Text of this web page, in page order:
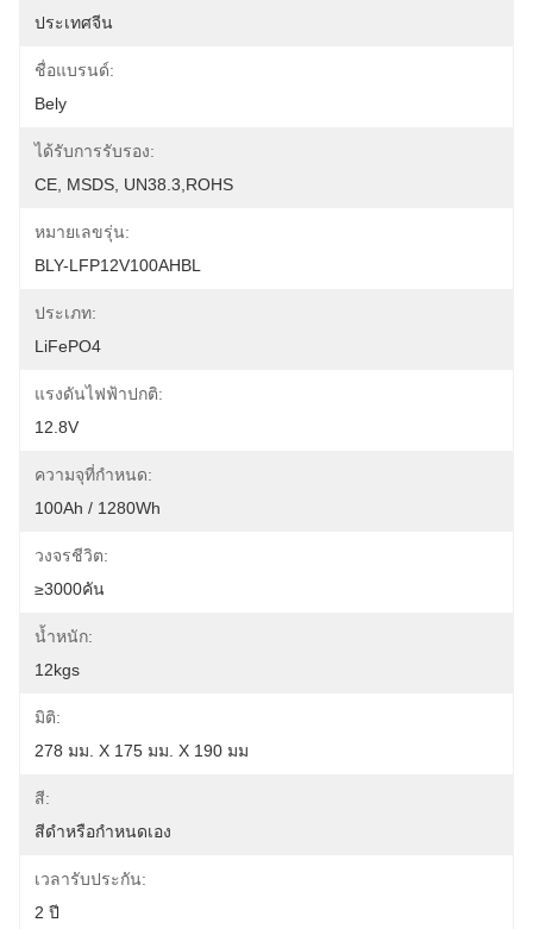
ประเทศจีน
ชื่อแบรนด์:
Bely
ได้รับการรับรอง:
CE, MSDS, UN38.3,ROHS
หมายเลขรุ่น:
BLY-LFP12V100AHBL
ประเภท:
LiFePO4
แรงดันไฟฟ้าปกติ:
12.8V
ความจุที่กำหนด:
100Ah / 1280Wh
วงจรชีวิต:
≥3000คัน
น้ำหนัก:
12kgs
มิติ:
278 มม. X 175 มม. X 190 มม
สี:
สีดำหรือกำหนดเอง
เวลารับประกัน:
2 ปี